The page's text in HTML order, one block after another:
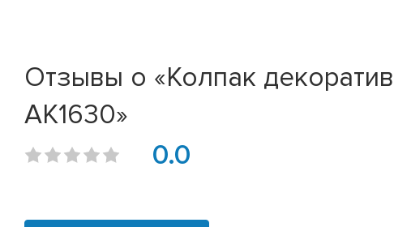
Отзывы о «Колпак
АК1630»
0.0